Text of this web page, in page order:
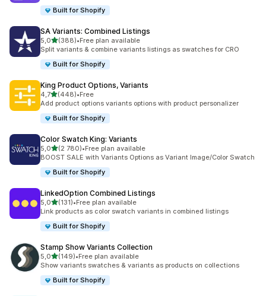
Built for Shopify
SA Variants: Combined Listings
5,0av 5 stjerner
(388)
Totalt 388 omtaler
•Free plan available
Split variants & combine variants listings as swatches for CRO
Built for Shopify
King Product Options, Variants
4,7av 5 stjerner
(448)
Totalt 448 omtaler
•Free
Add product options variants options with product personalizer
Built for Shopify
Color Swatch King: Variants
5,0av 5 stjerner
(2 780)
Totalt 2780 omtaler
•Free plan available
BOOST SALE with Variants Options as Variant Image/Color Swatch
Built for Shopify
LinkedOption Combined Listings
5,0av 5 stjerner
(131)
Totalt 131 omtaler
•Free plan available
Link products as color swatch variants in combined listings
Built for Shopify
Stamp Show Variants Collection
5,0av 5 stjerner
(149)
Totalt 149 omtaler
•Free plan available
Show variants swatches & variants as products on collections
Built for Shopify